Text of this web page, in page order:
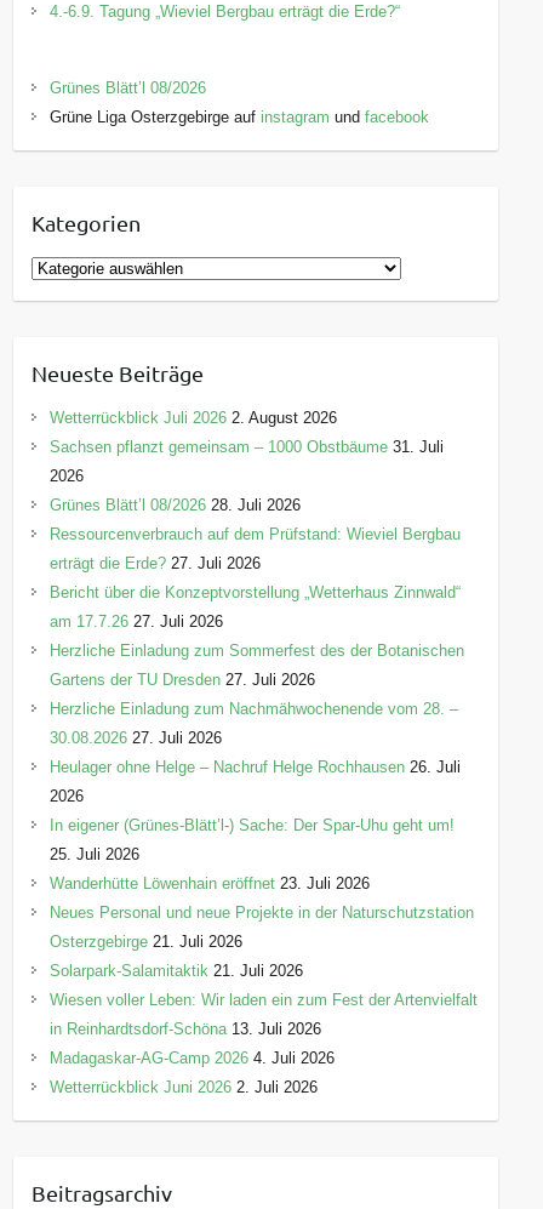
4.-6.9. Tagung „Wieviel Bergbau erträgt die Erde?“
Grünes Blätt’l 08/2026
Grüne Liga Osterzgebirge auf instagram undfacebook
Kategorien
K
a
g
o
r
e
n
Neueste Beiträge
Wetterrückblick Juli 2026 2. August 2026
Sachsen pflanzt gemeinsam – 1000 Obstbäume 31. Juli
2026
Grünes Blätt’l 08/2026 28. Juli 2026
Ressourcenverbrauch auf dem Prüfstand: Wieviel Bergbau
erträgt die Erde? 27. Juli 2026
Bericht über die Konzeptvorstellung „Wetterhaus Zinnwald“
am 17.7.26 27. Juli 2026
Herzliche Einladung zum Sommerfest des der Botanischen
Gartens der TU Dresden 27. Juli 2026
Herzliche Einladung zum Nachmähwochenende vom 28. –
30.08.2026 27. Juli 2026
Heulager ohne Helge – Nachruf Helge Rochhausen 26. Juli
2026
In eigener (Grünes-Blätt’l-) Sache: Der Spar-Uhu geht um!
25. Juli 2026
Wanderhütte Löwenhain eröffnet 23. Juli 2026
Neues Personal und neue Projekte in der Naturschutzstation
Osterzgebirge 21. Juli 2026
Solarpark-Salamitaktik 21. Juli 2026
Wiesen voller Leben: Wir laden ein zum Fest der Artenvielfalt
in Reinhardtsdorf-Schöna 13. Juli 2026
Madagaskar-AG-Camp 2026 4. Juli 2026
Wetterrückblick Juni 2026 2. Juli 2026
Beitragsarchiv